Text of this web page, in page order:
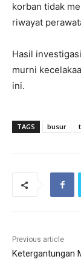
korban tidak
riwayat
Hasil
murni
ini.
TAGS busur
Previous article
Ketergantungan